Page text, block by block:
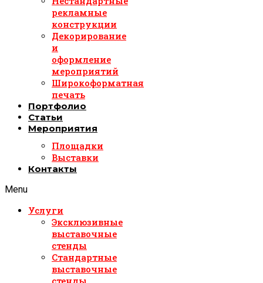
рекламные
конструкции
Декорирование
и
оформление
мероприятий
Широкоформатная
печать
Портфолио
Статьи
Мероприятия
Площадки
Выставки
Контакты
Menu
Услуги
Эксклюзивные
выставочные
стенды
Стандартные
выставочные